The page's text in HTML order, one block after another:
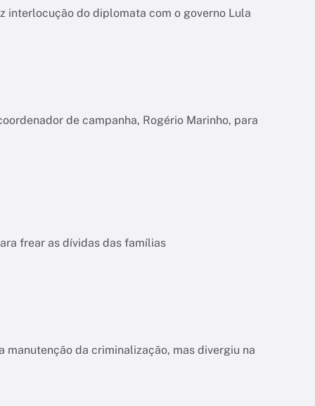
interlocução do diplomata com o governo Lula
de campanha, Rogério Marinho, para
frear as dívidas das famílias
da criminalização, mas divergiu na